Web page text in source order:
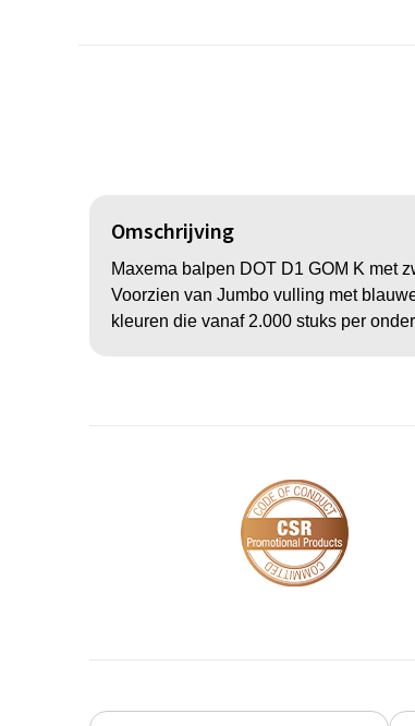
Omschrijving
Maxema balpen DOT D1 GOM K met
Voorzien van Jumbo vulling met
kleuren die vanaf 2.000 stuks per